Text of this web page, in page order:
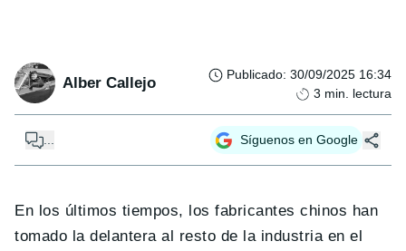
Alber Callejo Publicado: 30/09/2025 16:34
3 min. lectura
... Síguenos en Google
En los últimos tiempos, los fabricantes chinos han
tomado la delantera al resto de la industria en el